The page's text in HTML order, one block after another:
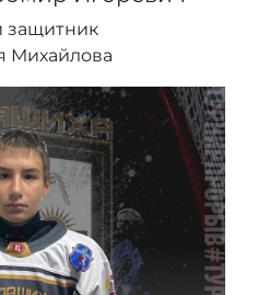
Михайлова